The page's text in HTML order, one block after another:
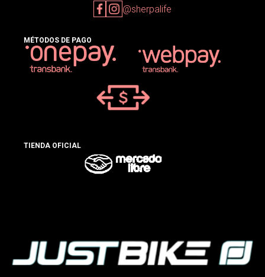
@sherpalife
MÉTODOS DE PAGO
TIENDA OFICIAL